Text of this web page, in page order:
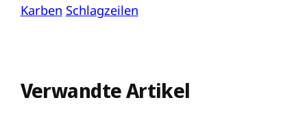
Karben Schlagzeilen
Verwandte Artikel